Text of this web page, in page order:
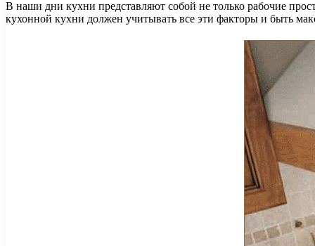
В наши дни кухни представляют собой не только рабочие
кухонной кухни должен учитывать все эти факторы и быть